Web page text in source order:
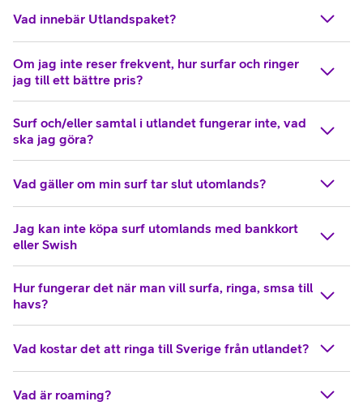
Vad innebär Utlandspaket?
Om jag inte reser frekvent, hur surfar och ringer
jag till ett bättre pris?
Surf och/eller samtal i utlandet fungerar inte, vad
ska jag göra?
Vad gäller om min surf tar slut utomlands?
Jag kan inte köpa surf utomlands med bankkort
eller Swish
Hur fungerar det när man vill surfa, ringa, smsa till
havs?
Vad kostar det att ringa till Sverige från utlandet?
Vad är roaming?